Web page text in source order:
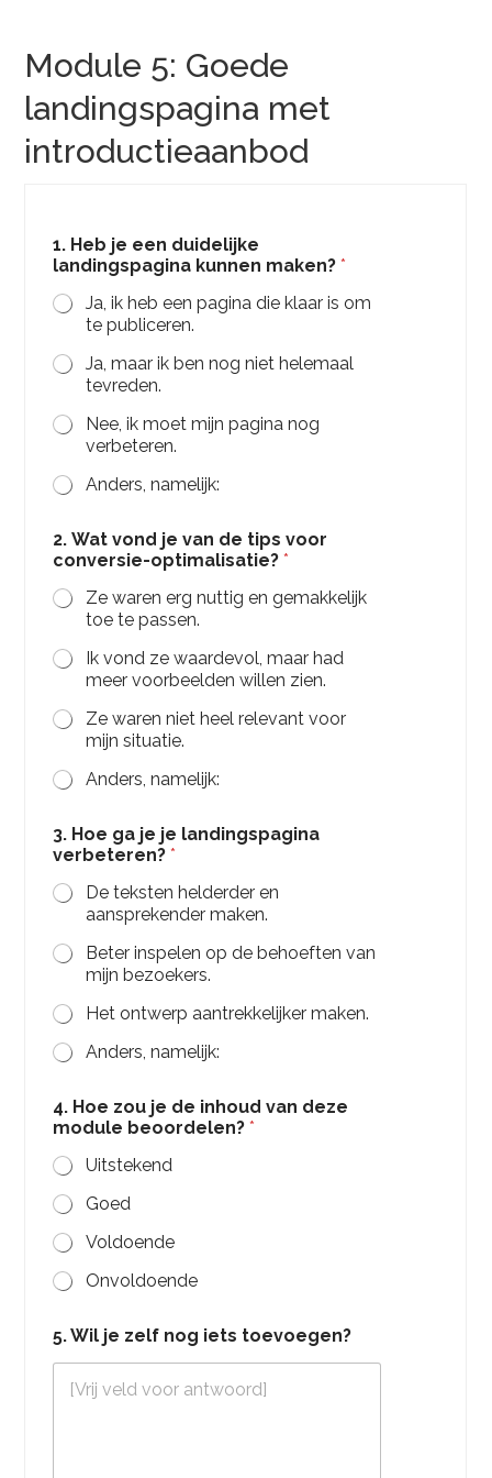
Module 5: Goede
landingspagina met
introductieaanbod
o
d
u
l
k
u
n
e
i
n
o
u
d
1. Heb je een duidelijke
landingspagina kunnen maken?*
Ja, ik heb een pagina die klaar is om
te publiceren.
Ja, maar ik ben nog niet helemaal
tevreden.
Nee, ik moet mijn pagina nog
verbeteren.
Anders, namelijk:
2. Wat vond je van de tips voor
conversie-optimalisatie?*
Ze waren erg nuttig en gemakkelijk
toe te passen.
Ik vond ze waardevol, maar had
meer voorbeelden willen zien.
Ze waren niet heel relevant voor
mijn situatie.
Anders, namelijk:
3. Hoe ga je je landingspagina
verbeteren?*
De teksten helderder en
aansprekender maken.
Beter inspelen op de behoeften van
mijn bezoekers.
Het ontwerp aantrekkelijker maken.
Anders, namelijk:
4. Hoe zou je de inhoud van deze
module beoordelen?*
Uitstekend
Goed
Voldoende
Onvoldoende
5. Wil je zelf nog iets toevoegen?